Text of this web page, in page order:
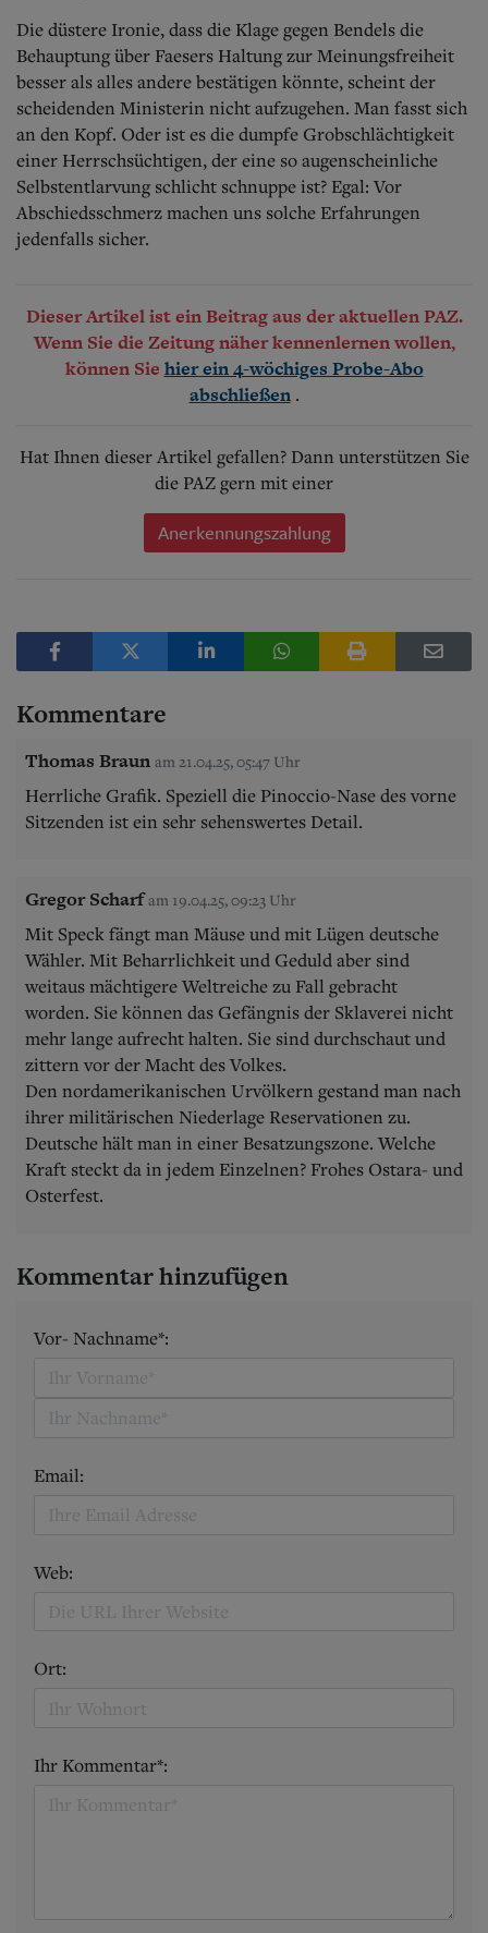
Die düstere Ironie, dass die Klage gegen Bendels die
Behauptung über Faesers Haltung zur Meinungsfreiheit
besser als alles andere bestätigen könnte, scheint der
scheidenden Ministerin nicht aufzugehen. Man fasst sich
an den Kopf. Oder ist es die dumpfe Grobschlächtigkeit
einer Herrschsüchtigen, der eine so augenscheinliche
Selbstentlarvung schlicht schnuppe ist? Egal: Vor
Abschiedsschmerz machen uns solche Erfahrungen
jedenfalls sicher.
Dieser Artikel ist ein Beitrag aus der aktuellen PAZ.
Wenn Sie die Zeitung näher kennenlernen wollen,
können Sie hier ein 4-wöchiges Probe-Abo
abschließen .
Hat Ihnen dieser Artikel gefallen? Dann unterstützen Sie
die PAZ gern mit einer
Anerkennungszahlung
Kommentare
Thomas Braun am 21.04.25, 05:47 Uhr
Herrliche Grafik. Speziell die Pinoccio-Nase des vorne
Sitzenden ist ein sehr sehenswertes Detail.
Gregor Scharf am 19.04.25, 09:23 Uhr
Mit Speck fängt man Mäuse und mit Lügen deutsche
Wähler. Mit Beharrlichkeit und Geduld aber sind
weitaus mächtigere Weltreiche zu Fall gebracht
worden. Sie können das Gefängnis der Sklaverei nicht
mehr lange aufrecht halten. Sie sind durchschaut und
zittern vor der Macht des Volkes.
Den nordamerikanischen Urvölkern gestand man nach
ihrer militärischen Niederlage Reservationen zu.
Deutsche hält man in einer Besatzungszone. Welche
Kraft steckt da in jedem Einzelnen? Frohes Ostara- und
Osterfest.
Kommentar hinzufügen
Vor- Nachname*:
Email:
Web:
Ort:
Ihr Kommentar*: